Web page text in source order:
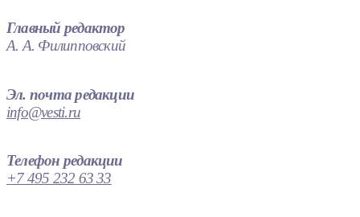
Главный редактор
А. А. Филипповский
Эл. почта редакции
info@vesti.ru
Телефон редакции
+7 495 232 63 33